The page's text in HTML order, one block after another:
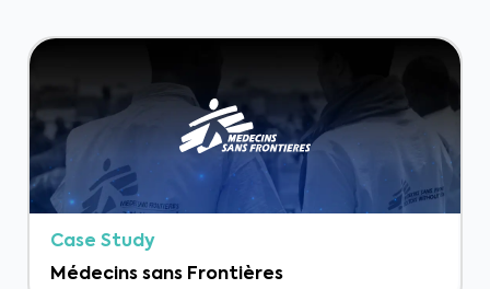
Case Study
Médecins sans Frontières